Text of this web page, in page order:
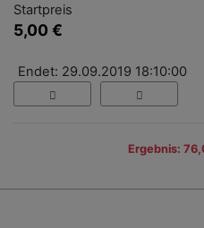
Startpreis
5,00 €
Endet: 29.09.2019 18:10:00
Ergebnis: